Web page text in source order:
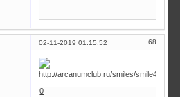
68
02-11-2019 01:15:52
0